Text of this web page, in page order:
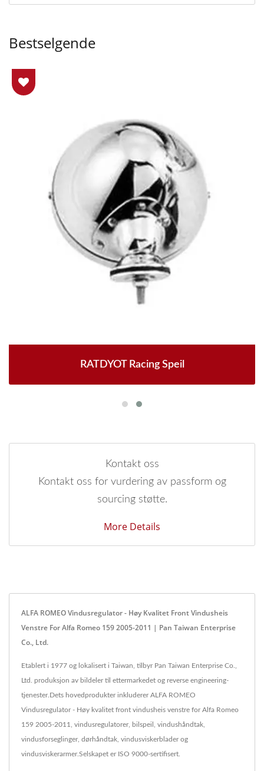
Bestselgende
RATDYOT Racing Speil
Kontakt oss
Kontakt oss for vurdering av passform og
sourcing støtte.
More Details
ALFA ROMEO Vindusregulator - Høy Kvalitet Front Vindusheis
Venstre For Alfa Romeo 159 2005-2011 | Pan Taiwan Enterprise
Co., Ltd.
Etablert i 1977 og lokalisert i Taiwan, tilbyr Pan Taiwan Enterprise Co.,
Ltd. produksjon av bildeler til ettermarkedet og reverse engineering-
tjenester.Dets hovedprodukter inkluderer ALFA ROMEO
Vindusregulator - Høy kvalitet front vindusheis venstre for Alfa Romeo
159 2005-2011, vindusregulatorer, bilspeil, vindushåndtak,
vindusforseglinger, dørhåndtak, vindusviskerblader og
vindusviskerarmer.Selskapet er ISO 9000-sertifisert.